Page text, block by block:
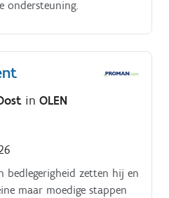
ondersteuning.
in OLEN
bedlegerigheid zetten hij en
maar moedige stappen